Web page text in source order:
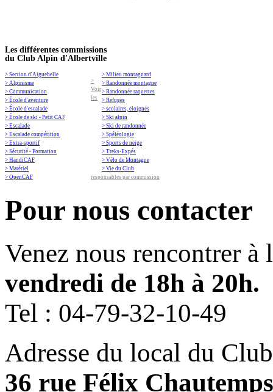
Les différentes commissions
du Club Alpin d'Albertville
> Section d'Aiguebelle
> Alpinisme
> Communication
> École d'aventure
> École d'escalade
> École de ski - Petit CAF
> Escalade
> Escalade compétition
> Extra-sportif
> Sécurité - Formation
> HandiCAF
> Matériel
> OpenCAF
> Milieu montagnard
> Randonnée montagne
> Randonnée raquettes
> Refuges
> scolaires, eloignés
> Ski alpin
> Ski de randonnée
> Spéléologie
> Sports de neige
> Treks-Expés
> Vélo de Montagne
> Vie du Club
>
Voir
les
responsables par commission
Pour nous contacter
Venez nous rencontrer à
vendredi de 18h à 20h.
Tel : 04-79-32-10-49
Adresse du local du
36 rue Félix Chautemps